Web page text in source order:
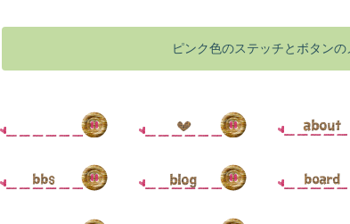
ピンク色のステッチとボタン